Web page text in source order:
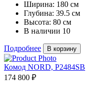
Ширина: 180 см
Глубина: 39.5 см
Высота: 80 см
В наличии 10
Подробнее В корзину
Комод NORD, P2484SB
174 800 ₽